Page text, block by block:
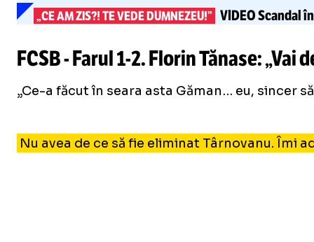
„CE AM ZIS?! TE VEDE DUMNEZEU!” VIDEOScandal
FCSB - Farul1-2. Florin Tănase: „Vai
„Ce-a făcut în seara asta Găman… eu, sincer
Unmute
Nu avea de ce să fie eliminat Târnovanu. Îmi